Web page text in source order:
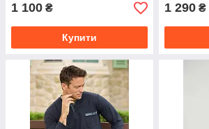
1 100 ₴
Купити
1 290 ₴